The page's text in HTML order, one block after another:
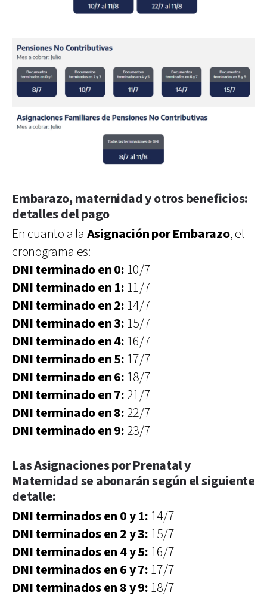
Embarazo, maternidad y otros beneficios:
detalles del pago
En cuanto a la Asignación por Embarazo, el
cronograma es:
DNI terminado en 0: 10/7
DNI terminado en 1: 11/7
DNI terminado en 2: 14/7
DNI terminado en 3: 15/7
DNI terminado en 4: 16/7
DNI terminado en 5: 17/7
DNI terminado en 6: 18/7
DNI terminado en 7: 21/7
DNI terminado en 8: 22/7
DNI terminado en 9: 23/7
Las Asignaciones por Prenatal y
Maternidad se abonarán según el siguiente
detalle:
DNI terminados en 0 y 1: 14/7
DNI terminados en 2 y 3: 15/7
DNI terminados en 4 y 5: 16/7
DNI terminados en 6 y 7: 17/7
DNI terminados en 8 y 9: 18/7